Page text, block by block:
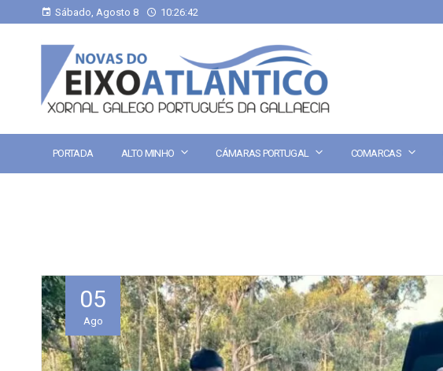
Sábado, Agosto 8 10:26:43
PORTADA ALTO MINHO CÁMARAS PORTUGAL COMARCAS
05
Ago